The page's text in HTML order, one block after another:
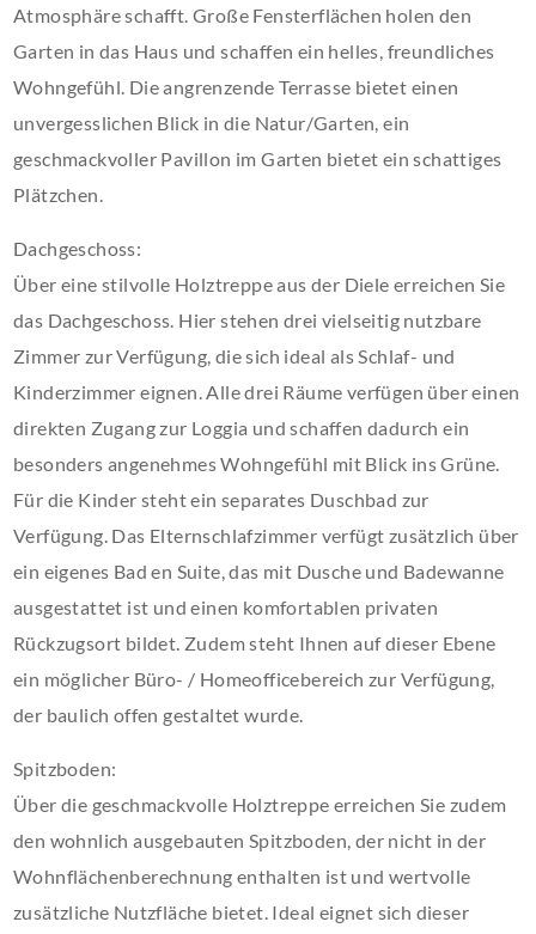
Atmosphäre schafft. Große Fensterflächen holen den
Garten in das Haus und schaffen ein helles, freundliches
Wohngefühl. Die angrenzende Terrasse bietet einen
unvergesslichen Blick in die Natur/Garten, ein
geschmackvoller Pavillon im Garten bietet ein schattiges
Plätzchen.
Dachgeschoss:
Über eine stilvolle Holztreppe aus der Diele erreichen Sie
das Dachgeschoss. Hier stehen drei vielseitig nutzbare
Zimmer zur Verfügung, die sich ideal als Schlaf- und
Kinderzimmer eignen. Alle drei Räume verfügen über einen
direkten Zugang zur Loggia und schaffen dadurch ein
besonders angenehmes Wohngefühl mit Blick ins Grüne.
Für die Kinder steht ein separates Duschbad zur
Verfügung. Das Elternschlafzimmer verfügt zusätzlich über
ein eigenes Bad en Suite, das mit Dusche und Badewanne
ausgestattet ist und einen komfortablen privaten
Rückzugsort bildet. Zudem steht Ihnen auf dieser Ebene
ein möglicher Büro- / Homeofficebereich zur Verfügung,
der baulich offen gestaltet wurde.
Spitzboden:
Über die geschmackvolle Holztreppe erreichen Sie zudem
den wohnlich ausgebauten Spitzboden, der nicht in der
Wohnflächenberechnung enthalten ist und wertvolle
zusätzliche Nutzfläche bietet. Ideal eignet sich dieser